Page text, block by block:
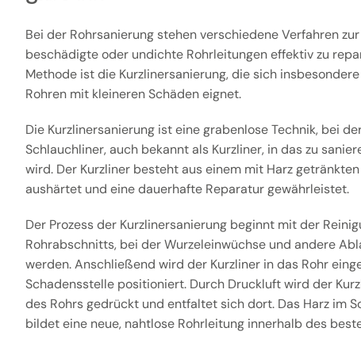
Bei der Rohrsanierung stehen verschiedene Verfahren
beschädigte oder undichte Rohrleitungen effektiv zu
Methode ist die Kurzlinersanierung, die sich
Rohren mit kleineren Schäden eignet.
Die Kurzlinersanierung ist eine grabenlose Technik, bei
Schlauchliner, auch bekannt als Kurzliner, in das zu
wird. Der Kurzliner besteht aus einem mit Harz
aushärtet und eine dauerhafte Reparatur gewährleistet.
Der Prozess der Kurzlinersanierung beginnt mit der
Rohrabschnitts, bei der Wurzeleinwüchse und andere
werden. Anschließend wird der Kurzliner in das Rohr
Schadensstelle positioniert. Durch Druckluft wird der
des Rohrs gedrückt und entfaltet sich dort. Das Harz im
bildet eine neue, nahtlose Rohrleitung innerhalb des